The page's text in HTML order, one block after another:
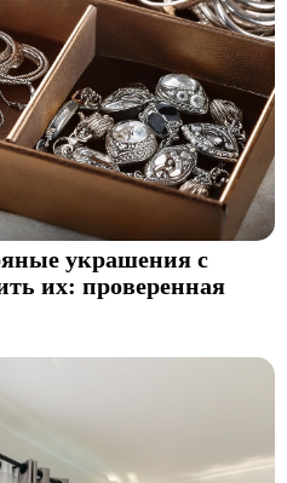
украшения с
их: проверенная